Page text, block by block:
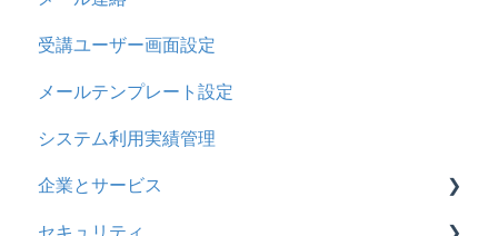
採点・承認権限を持ったユーザ
受講ユーザー画面設定
メールテンプレート設定
システム利用実績管理
企業とサービス